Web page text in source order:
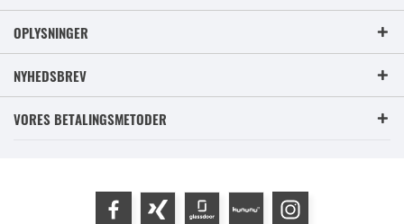
OPLYSNINGER
NYHEDSBREV
VORES BETALINGSMETODER